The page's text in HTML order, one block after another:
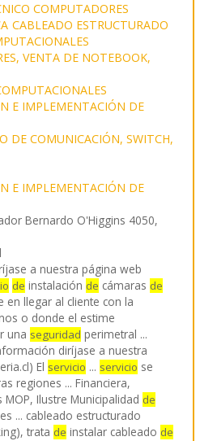
COMPUTADORES
CABLEADO ESTRUCTURADO
VENTA DE NOTEBOOK,
E IMPLEMENTACIÓN DE
DE COMUNICACIÓN, SWITCH,
E IMPLEMENTACIÓN DE
Bernardo O'Higgins 4050,
a nuestra página web
de instalación de cámaras de
en llegar al cliente con la
o donde el estime
una seguridad perimetral ...
diríjase a nuestra
El servicio ... servicio se
regiones ... Financiera,
MOP, Ilustre Municipalidad de
... cableado estructurado
trata de instalar cableado de